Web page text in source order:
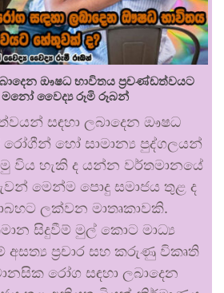
ඖෂධ භාවිතය ප්‍රචණ්ඩත්වයට
මනෝ වෛද්‍ය රූමි රූබන්
සඳහා ලබාදෙන ඖෂධ
හෝ සාමාන්‍ය පුද්ගලයන්
විය හැකි ද යන්න වර්තමානයේ
මෙන්ම පොදු සමාජය තුළ ද
ලක්වන මාතෘකාවකි.
සිදුවීම් මුල් කොට මාධ්‍ය
ප්‍රචාර සහ කරුණු විකෘති
රෝග සඳහා ලබාදෙන